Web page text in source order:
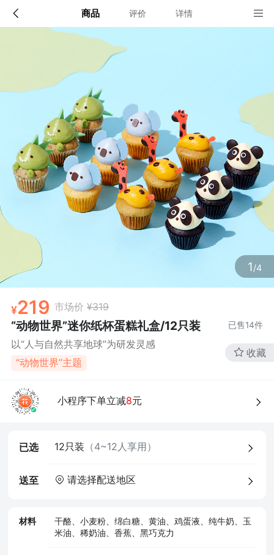
商品 评价 详情
1/4
219 市场价 ¥319
“动物世界”迷你纸杯蛋糕礼盒/12只装 已售14件
以“人与自然共享地球”为研发灵感
“动物世界”主题
收藏
小程序下单立减8元
已选 12只装 （4~12人享用）
送至 请选择配送地区
材料
干酪、小麦粉、绵白糖、黄油、鸡蛋液、纯牛奶、玉
米油、稀奶油、香蕉、黑巧克力
配送说明
北京：六环以内； 上海：外环以内全境，外环外闵行区
与松江区部分区域； 杭州：绕城高速以内； 南京：长
江以南宁洛高速与沪蓉高速之间区域及沪蓉高速与南京
绕城高速之间江宁区部分区域
确定
店铺信息
2、店铺地址
上海市奉贤区金汇镇金斗路168号1车间3层
3、营业执照